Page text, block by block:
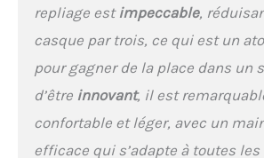
quotidien
faire oublier
utilisation.
ceux qui
monocycle
repliage est impeccable,
casque par trois, ce qui est un
pour gagner de la place dans un
d’être innovant, il est
confortable et léger, avec un
efficace qui s’adapte à toutes